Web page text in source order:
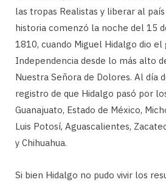
las tropas Realistas y liberar al
historia comenzó la noche del 15
1810, cuando Miguel Hidalgo dio el
Independencia desde lo más alto
Nuestra Señora de Dolores. Al día
registro de que Hidalgo pasó por
Guanajuato, Estado de México,
Luis Potosí, Aguascalientes,
y Chihuahua.
Si bien Hidalgo no pudo vivir los